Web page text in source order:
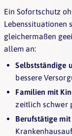
Ein Sofortschutz
Lebenssituationen
gleichermaßen
allem an:
Selbstständige
bessere
Familien mit
zeitlich schwer
Berufstätige mit